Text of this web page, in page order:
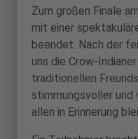
Zum großen Finale
mit einer
beendet. Nach der
uns die Crow-
traditionellen
stimmungsvoller und
allen in Erinnerung